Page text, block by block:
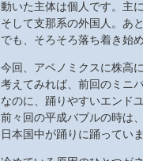
動いた主体は個人です。主
そして支那系の外国人。あ
でも、そろそろ落ち着き始
今回、アベノミクスに株高
考えてみれば、前回のミニ
なのに、踊りやすいエンド
前々回の平成バブルの時は
日本国中が踊りに踊っていま